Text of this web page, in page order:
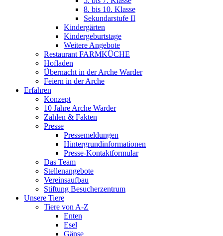
8. bis 10. Klasse
Sekundarstufe II
Kindergärten
Kindergeburtstage
Weitere Angebote
Restaurant FARMKÜCHE
Hofladen
Übernacht in der Arche Warder
Feiern in der Arche
Erfahren
Konzept
10 Jahre Arche Warder
Zahlen & Fakten
Presse
Pressemeldungen
Hintergrundinformationen
Presse-Kontaktformular
Das Team
Stellenangebote
Vereinsaufbau
Stiftung Besucherzentrum
Unsere Tiere
Tiere von A-Z
Enten
Esel
Gänse